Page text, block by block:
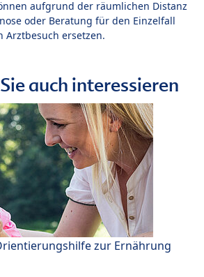
aufgrund der räumlichen Distanz
oder Beratung für den Einzelfall
Arztbesuch ersetzen.
auch interessieren
zur Ernährung